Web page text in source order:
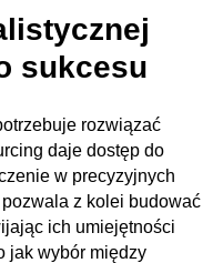
sukcesu
rozwiązać
daje dostęp do
w precyzyjnych
z kolei budować
ich umiejętności
jak wybór między